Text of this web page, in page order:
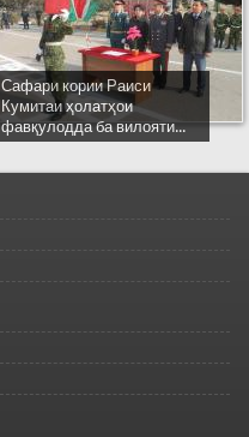
Сафари кории Раиси
Кумитаи ҳолатҳои
фавқулодда ба вилояти...